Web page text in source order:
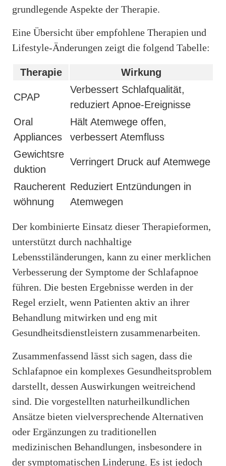
grundlegende Aspekte der Therapie.
Eine Übersicht über empfohlene Therapien und
Lifestyle-Änderungen zeigt die folgend Tabelle:
Therapie Wirkung
CPAP
Verbessert Schlafqualität,
reduziert Apnoe-Ereignisse
Oral
Appliances
Hält Atemwege offen,
verbessert Atemfluss
Gewichtsre
duktion
Verringert Druck auf Atemwege
Raucherent
wöhnung
Reduziert Entzündungen in
Atemwegen
Der kombinierte Einsatz dieser Therapieformen,
unterstützt durch nachhaltige
Lebensstiländerungen, kann zu einer merklichen
Verbesserung der Symptome der Schlafapnoe
führen. Die besten Ergebnisse werden in der
Regel erzielt, wenn Patienten aktiv an ihrer
Behandlung mitwirken und eng mit
Gesundheitsdienstleistern zusammenarbeiten.
Zusammenfassend lässt sich sagen, dass die
Schlafapnoe ein komplexes Gesundheitsproblem
darstellt, dessen Auswirkungen weitreichend
sind. Die vorgestellten naturheilkundlichen
Ansätze bieten vielversprechende Alternativen
oder Ergänzungen zu traditionellen
medizinischen Behandlungen, insbesondere in
der symptomatischen Linderung. Es ist jedoch